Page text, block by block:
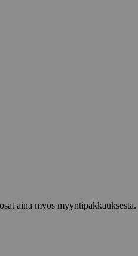
aina myös myyntipakkauksesta.